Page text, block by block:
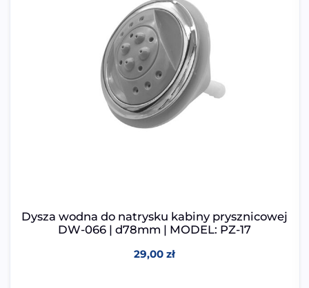
Dysza wodna do natrysku kabiny prysznicowej
DW-066 | d78mm | MODEL: PZ-17
29,00zł